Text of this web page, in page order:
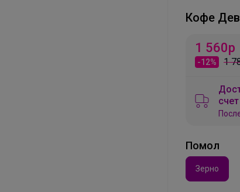
Кофе
1 560р
-12% 1
счет
Помол
Зерно